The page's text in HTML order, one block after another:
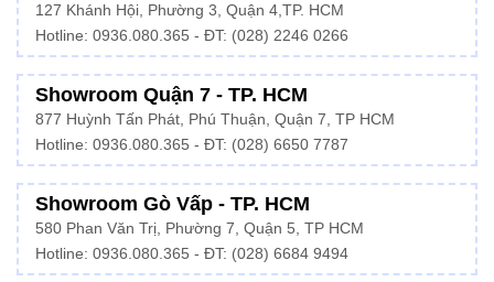
127 Khánh Hội, Phường 3, Quận 4,TP. HCM
Hotline: 0936.080.365 - ĐT: (028) 2246 0266
Showroom Quận 7 - TP. HCM
877 Huỳnh Tấn Phát, Phú Thuận, Quận 7, TP HCM
Hotline: 0936.080.365 - ĐT: (028) 6650 7787
Showroom Gò Vấp - TP. HCM
580 Phan Văn Trị, Phường 7, Quận 5, TP HCM
Hotline: 0936.080.365 - ĐT: (028) 6684 9494